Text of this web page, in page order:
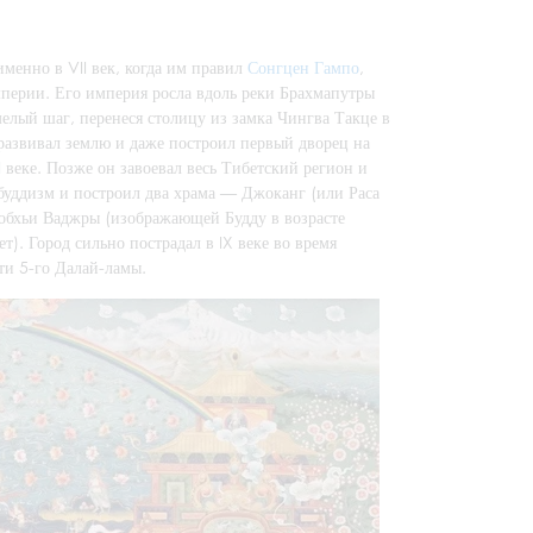
в VII век, когда им правил Сонгцен Гампо,
Его империя росла вдоль реки Брахмапутры
шаг, перенеся столицу из замка Чингва Такце в
землю и даже построил первый дворец на
Позже он завоевал весь Тибетский регион и
и построил два храма — Джоканг (или Раса
Ваджры (изображающей Будду в возрасте
Город сильно пострадал в IX веке во время
5-го Далай-ламы.